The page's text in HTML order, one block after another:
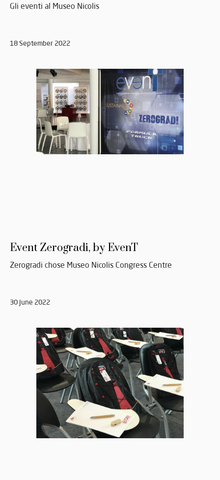
Gli eventi al Museo Nicolis
18 September 2022
Event Zerogradi, by EvenT
Zerogradi chose Museo Nicolis Congress Centre
30 June 2022